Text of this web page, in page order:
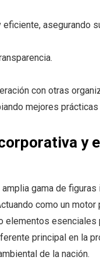
asegurando
con otras
mejores
y
gama de
como un
elementos
principal en la
de la nación.